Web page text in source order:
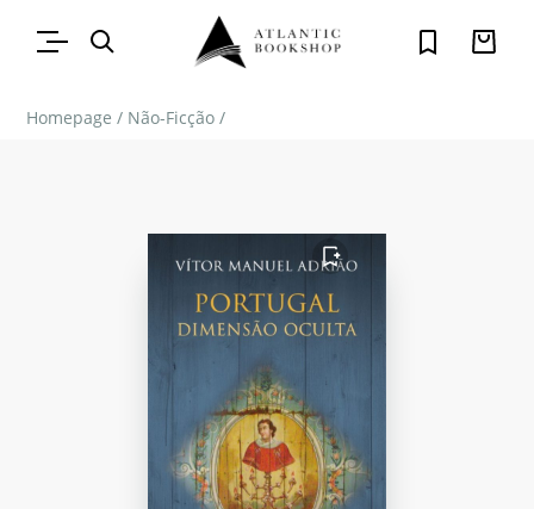
Homepage / Não-Ficção /
FAVORITO